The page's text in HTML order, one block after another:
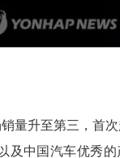
量升至第三，首
及中国汽车优秀